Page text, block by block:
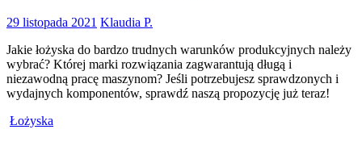
29 listopada 2021 Klaudia P.
Jakie łożyska do bardzo trudnych warunków produkcyjnych należy
wybrać? Której marki rozwiązania zagwarantują długą i
niezawodną pracę maszynom? Jeśli potrzebujesz sprawdzonych i
wydajnych komponentów, sprawdź naszą propozycję już teraz!
Łożyska